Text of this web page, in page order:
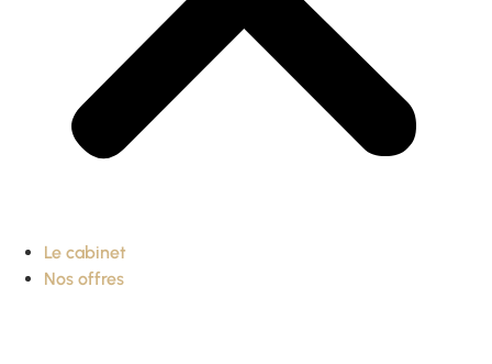
Le cabinet
Nos offres